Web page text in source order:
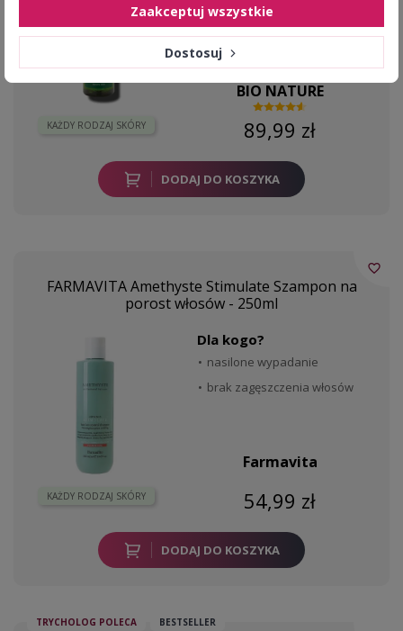
KAŻDY RODZAJ SKÓRY
pobudzenie wzrostu włosów
BIO NATURE
89,99 zł
DODAJ DO KOSZYKA
FARMAVITA Amethyste Stimulate Szampon na
porost włosów - 250ml
KAŻDY RODZAJ SKÓRY
Dla kogo?
nasilone wypadanie
brak zagęszczenia włosów
Farmavita
54,99 zł
DODAJ DO KOSZYKA
favorite_border
TRYCHOLOG POLECA BESTSELLER
Dostosuj
Zaakceptuj wszystkie